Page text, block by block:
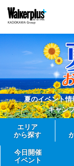
夏のイベント
キャン
エリア
から探す
今日開催
イベント